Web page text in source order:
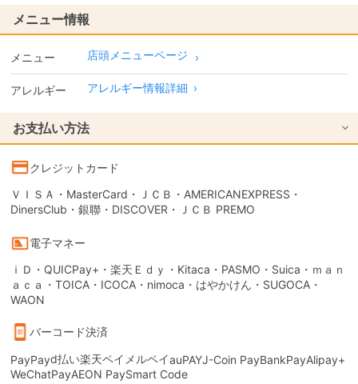
メニュー情報
メニュー 店頭メニューページ
アレルギー アレルギー情報詳細 ›
お支払い方法
クレジットカード
ＶＩＳＡ・MasterCard・ＪＣＢ・AMERICANEXPRESS・
DinersClub・銀聯・DISCOVER・ＪＣＢ PREMO
電子マネー
ｉＤ・QUICPay+・楽天Ｅｄｙ・Kitaca・PASMO・Suica・ｍａｎ
ａｃａ・TOICA・ICOCA・nimoca・はやかけん・SUGOCA・
WAON
バーコード決済
PayPayd払い楽天ペイ メルペイauPAYJ-Coin PayBankPayAlipay+
WeChatPayAEON PaySmart Code